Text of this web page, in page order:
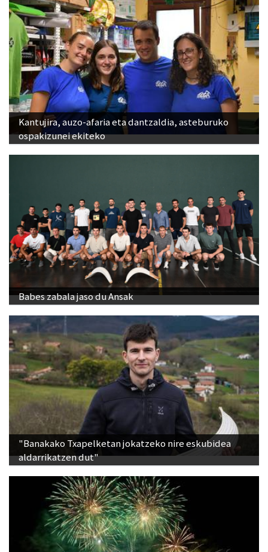
Kantujira, auzo-afaria eta dantzaldia, asteburuko
ospakizunei ekiteko
Babes zabala jaso du Ansak
"Banakako Txapelketan jokatzeko nire eskubidea
aldarrikatzen dut"